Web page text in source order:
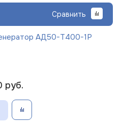
Сравнить
АД50-Т400-1Р
руб.